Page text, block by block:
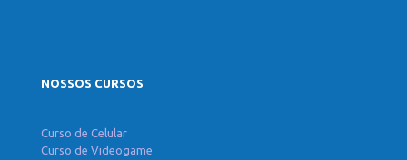
NOSSOS CURSOS
Curso de Celular
Curso de Videogame